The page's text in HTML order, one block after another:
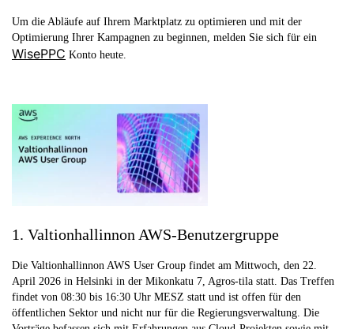
Um die Abläufe auf Ihrem Marktplatz zu optimieren und mit der
Optimierung Ihrer Kampagnen zu beginnen, melden Sie sich für ein
WisePPC Konto heute.
1. Valtionhallinnon AWS-Benutzergruppe
Die Valtionhallinnon AWS User Group findet am Mittwoch, den 22.
April 2026 in Helsinki in der Mikonkatu 7, Agros-tila statt. Das Treffen
findet von 08:30 bis 16:30 Uhr MESZ statt und ist offen für den
öffentlichen Sektor und nicht nur für die Regierungsverwaltung. Die